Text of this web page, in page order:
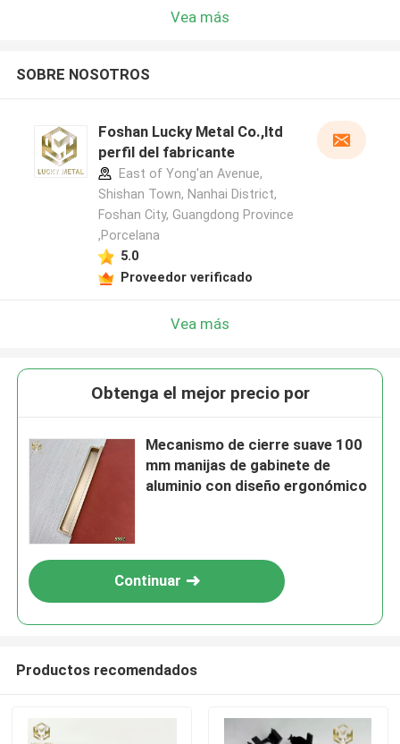
Vea más
SOBRE NOSOTROS
Foshan Lucky Metal Co.,ltd
perfil del fabricante
East of Yong'an Avenue,
Shishan Town, Nanhai District,
Foshan City, Guangdong Province
,Porcelana
5.0
Proveedor verificado
Vea más
Obtenga el mejor precio por
Mecanismo de cierre suave 100
mm manijas de gabinete de
aluminio con diseño ergonómico
Continuar
Productos recomendados